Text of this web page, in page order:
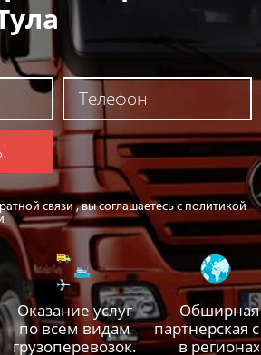
связи , вы соглашаетесь с политикой
Оказание услуг
по всем видам
грузоперевозок.
Обширная
партнерская
в регионах